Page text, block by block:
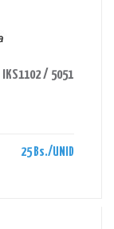
IKS1102 / 5051
25 Bs./UNID